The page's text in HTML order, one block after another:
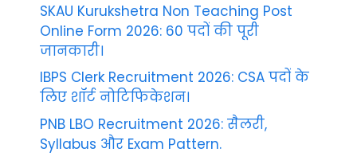
SKAU Kurukshetra Non Teaching Post
Online Form 2026: 60 पदों की पूरी
जानकारी।
IBPS Clerk Recruitment 2026: CSA पदों के
लिए शॉर्ट नोटिफिकेशन।
PNB LBO Recruitment 2026: सैलरी,
Syllabus और Exam Pattern.